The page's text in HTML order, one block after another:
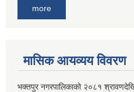
more
मासिक आयव्यय विवरण
भक्तपुर नगरपालिकाको २०८१